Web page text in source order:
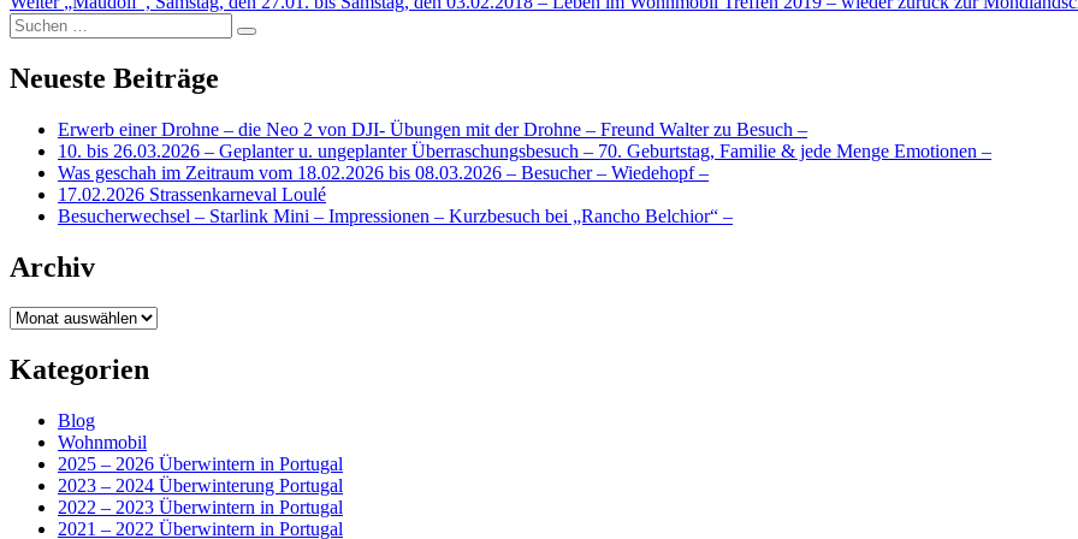
Beitrag:
Suchen
nach:
Suchen
Neueste Beiträge
Erwerb einer Drohne – die Neo 2 von DJI- Übungen mit der Drohne – Freund Walter zu Besuch –
10. bis 26.03.2026 – Geplanter u. ungeplanter Überraschungsbesuch – 70. Geburtstag, Familie & jede Menge Emotionen –
Was geschah im Zeitraum vom 18.02.2026 bis 08.03.2026 – Besucher – Wiedehopf –
17.02.2026 Strassenkarneval Loulé
Besucherwechsel – Starlink Mini – Impressionen – Kurzbesuch bei „Rancho Belchior“ –
Archiv
Archiv
Kategorien
Blog
Wohnmobil
2025 – 2026 Überwintern in Portugal
2023 – 2024 Überwinterung Portugal
2022 – 2023 Überwintern in Portugal
2021 – 2022 Überwintern in Portugal